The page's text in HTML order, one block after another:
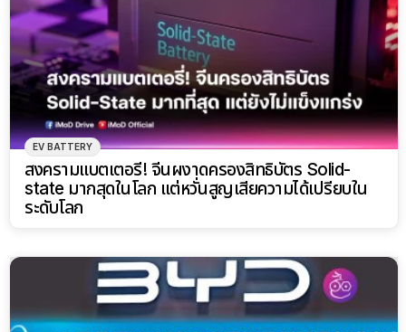
EV BATTERY
สงครามแบตเตอรี่! จีนผงาดครองสิทธิบัตร Solid-
state มากสุดในโลก แต่หวั่นสูญเสียความได้เปรียบใน
ระดับโลก